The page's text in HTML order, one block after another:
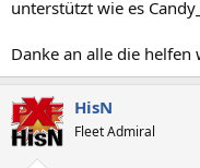
unterstützt wie es
Danke an alle die helfen
HisN
Fleet Admiral